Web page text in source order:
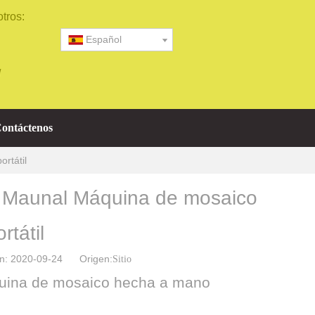
Español
Máquina de mosaico
2020-09-24 Origen:Sitio
de mosaico hecha a mano